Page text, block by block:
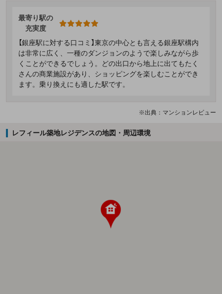
最寄り駅の
充実度
【銀座駅に対する口コミ】東京の中心とも言える銀座駅構内
は非常に広く、一種のダンジョンのようで楽しみながら歩
くことができるでしょう。どの出口から地上に出てもたく
さんの商業施設があり、ショッピングを楽しむことができ
ます。乗り換えにも適した駅です。
※出典：マンションレビュー
レフィール築地レジデンスの地図・周辺環境